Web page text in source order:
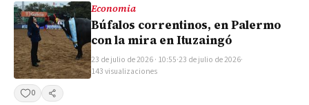
Economia
Búfalos correntinos, en Palermo
con la mira en Ituzaingó
23 de julio de 2026 · 10:55·23 de julio de 2026·
143 visualizaciones
0
Compartir